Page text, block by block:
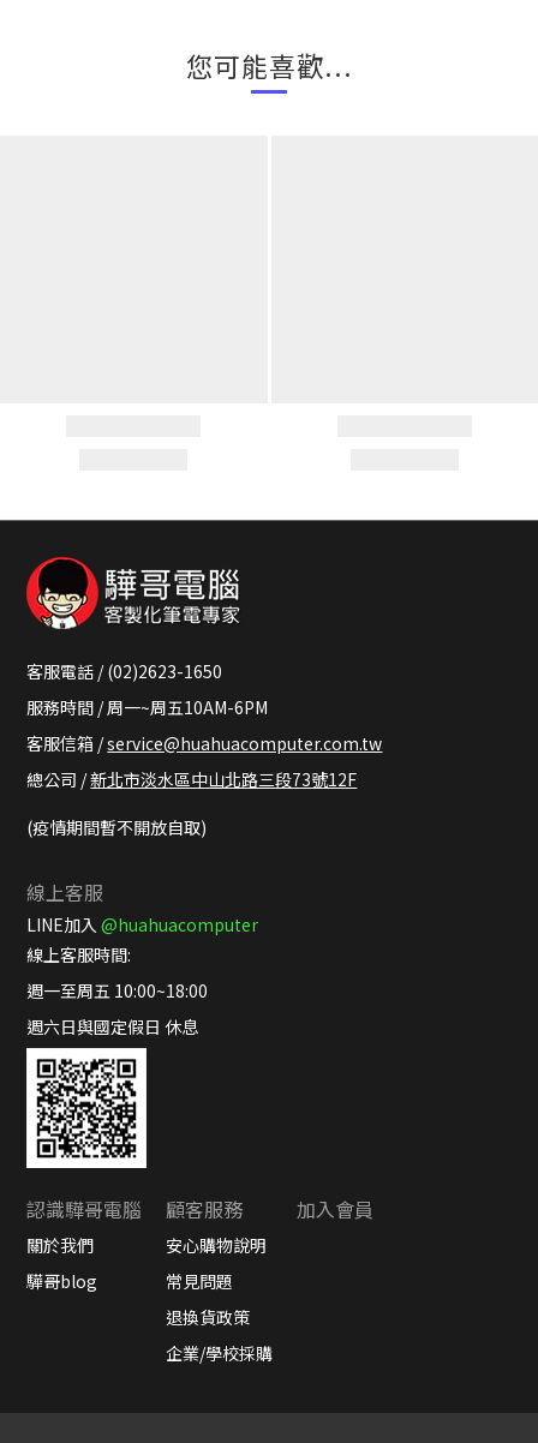
您可能喜歡...
客服電話 / (02)2623-1650
服務時間 / 周一~周五10AM-6PM
客服信箱 /service@huahuacomputer.com.tw
總公司 /新北市淡水區中山北路三段73號12F
(疫情期間暫不開放自取)
線上客服
LINE加入@huahuacomputer
線上客服時間:
週一至周五 10:00~18:00
週六日與國定假日 休息
認識驊哥電腦
關於我們
驊哥blog
顧客服務
安心購物說明
常見問題
退換貨政策
企業/學校採購
加入會員